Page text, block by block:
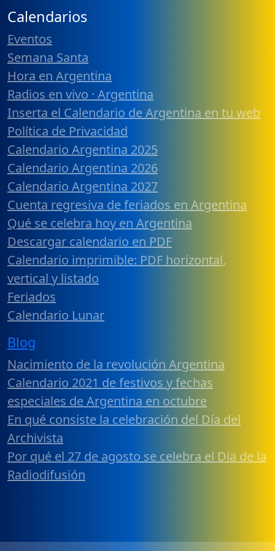
Calendarios
Eventos
Semana Santa
Hora en Argentina
Radios en vivo · Argentina
Inserta el Calendario de Argentina en tu web
Política de Privacidad
Calendario Argentina 2025
Calendario Argentina 2026
Calendario Argentina 2027
Cuenta regresiva de feriados en Argentina
Qué se celebra hoy en Argentina
Descargar calendario en PDF
Calendario imprimible: PDF horizontal,
vertical y listado
Feriados
Calendario Lunar
Blog
Nacimiento de la revolución Argentina
Calendario 2021 de festivos y fechas
especiales de Argentina en octubre
En qué consiste la celebración del Día del
Archivista
Por qué el 27 de agosto se celebra el Día de la
Radiodifusión